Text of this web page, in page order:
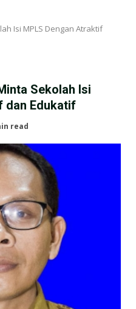
Isi MPLS Dengan Atraktif
Sekolah Isi
dan Edukatif
read